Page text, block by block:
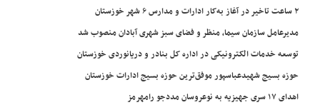
۲ ساعت تاخیر در آغاز به‌کار ادارات و مدارس ۶ شهر خوزستان
مدیرعامل سازمان سیما، منظر و فضای سبز شهری آبادان منصوب شد
توسعه خدمات الکترونیکی در اداره کل بنادر و دریانوردی خوزستان
حوزه بسیج شهیدعباسپور موفق‌ترین حوزه بسیج ادارات خوزستان
اهدای ۱۷ سری جهیزیه به نوعروسان مددجو رامهرمز